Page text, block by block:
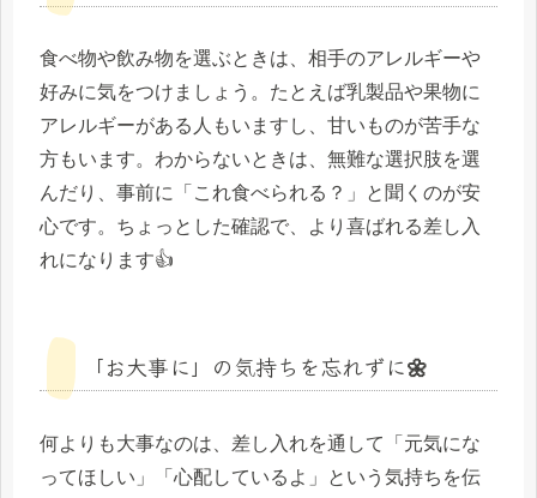
食べ物や飲み物を選ぶときは、相手のアレルギーや
好みに気をつけましょう。たとえば乳製品や果物に
アレルギーがある人もいますし、甘いものが苦手な
方もいます。わからないときは、無難な選択肢を選
んだり、事前に「これ食べられる？」と聞くのが安
心です。ちょっとした確認で、より喜ばれる差し入
れになります👍
「お大事に」の気持ちを忘れずに🌼
何よりも大事なのは、差し入れを通して「元気にな
ってほしい」「心配しているよ」という気持ちを伝